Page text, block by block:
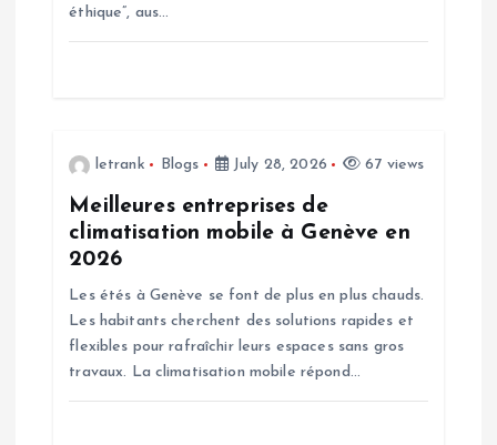
éthique”, aus…
letrank Blogs July 28, 2026 67 views
Meilleures entreprises de
climatisation mobile à Genève en
2026
Les étés à Genève se font de plus en plus chauds.
Les habitants cherchent des solutions rapides et
flexibles pour rafraîchir leurs espaces sans gros
travaux. La climatisation mobile répond…